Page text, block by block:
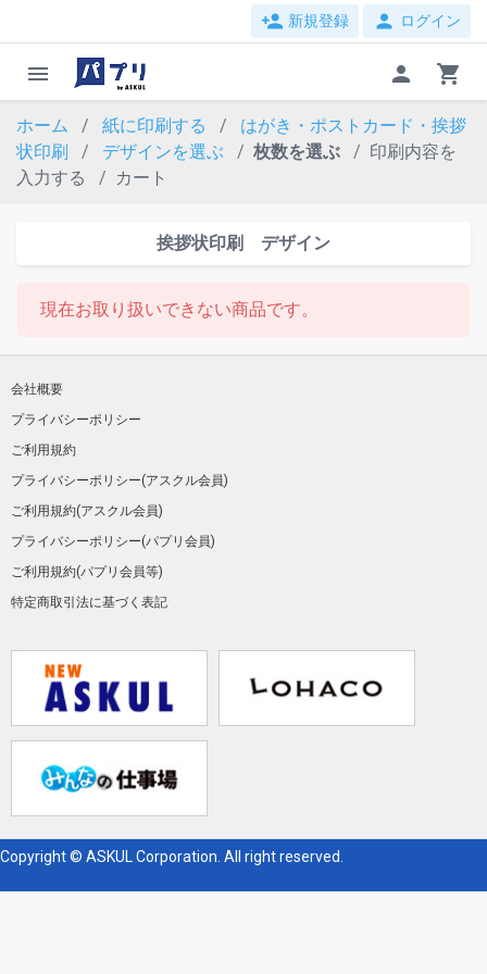
person_add 新規登録 person ログイン
menu person shopping_cart
ホーム 紙に印刷する
はがき・ポストカード・挨拶
状印刷
デザインを選ぶ 枚数を選ぶ
印刷内容を
入力する
カート
挨拶状印刷 デザイン
現在お取り扱いできない商品です。
会社概要
プライバシーポリシー
ご利用規約
プライバシーポリシー(アスクル会員)
ご利用規約(アスクル会員)
プライバシーポリシー(パプリ会員)
ご利用規約(パプリ会員等)
特定商取引法に基づく表記
Copyright © ASKUL Corporation. All right reserved.